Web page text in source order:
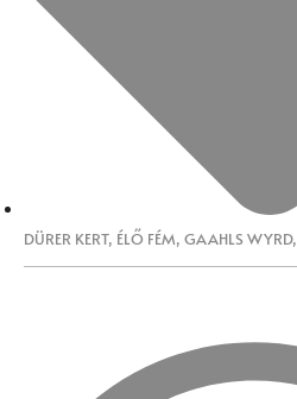
DÜRER KERT, ÉLŐ FÉM, GAAHLS WYRD,